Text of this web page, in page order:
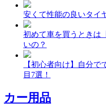
安くて性能の良いタイ
初めて車を買うときは
いの？
【初心者向け】自分
目7選！
カー用品